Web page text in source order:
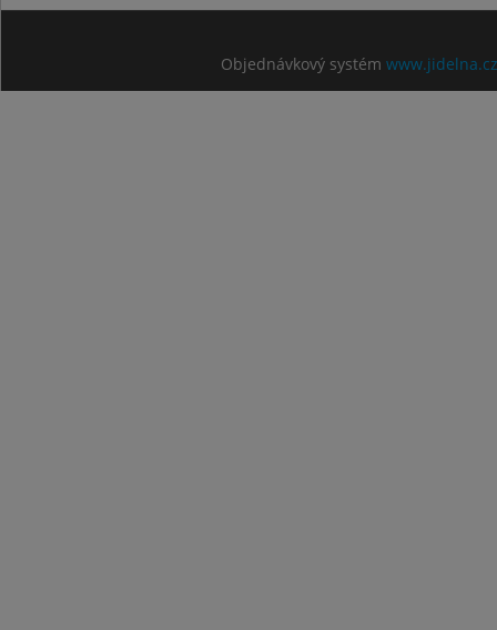
Objednávkový systém www.jidelna.cz